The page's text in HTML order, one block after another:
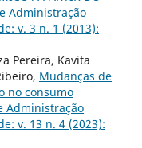
Administração
v. 3 n. 1 (2013):
Pereira, Kavita
Mudanças de
no consumo
Administração
v. 13 n. 4 (2023):